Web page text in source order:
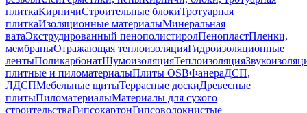
плиткаКирпичиСтроительные блокиТротуарная
плиткаИзоляционные материалыМинеральная
ватаЭкструдированный пенополистиролПенопластПленки,
мембраныОтражающая теплоизоляцияГидроизоляционные
лентыПоликарбонатШумоизоляцияТеплоизоляция
плитные и пиломатериалыПлиты OSBФанераДСП,
ЛДСПМебельные щитыТеррасные доскиДревесные
плитыПиломатериалыМатериалы для сухого
строительстваГипсокартонГипсоволокнистые